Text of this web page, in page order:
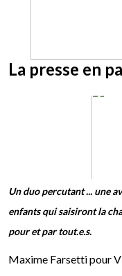
La presse en
Un duo percutant ... une
enfants qui saisiront la
pour et par tout.e.s.
Maxime Farsetti pour